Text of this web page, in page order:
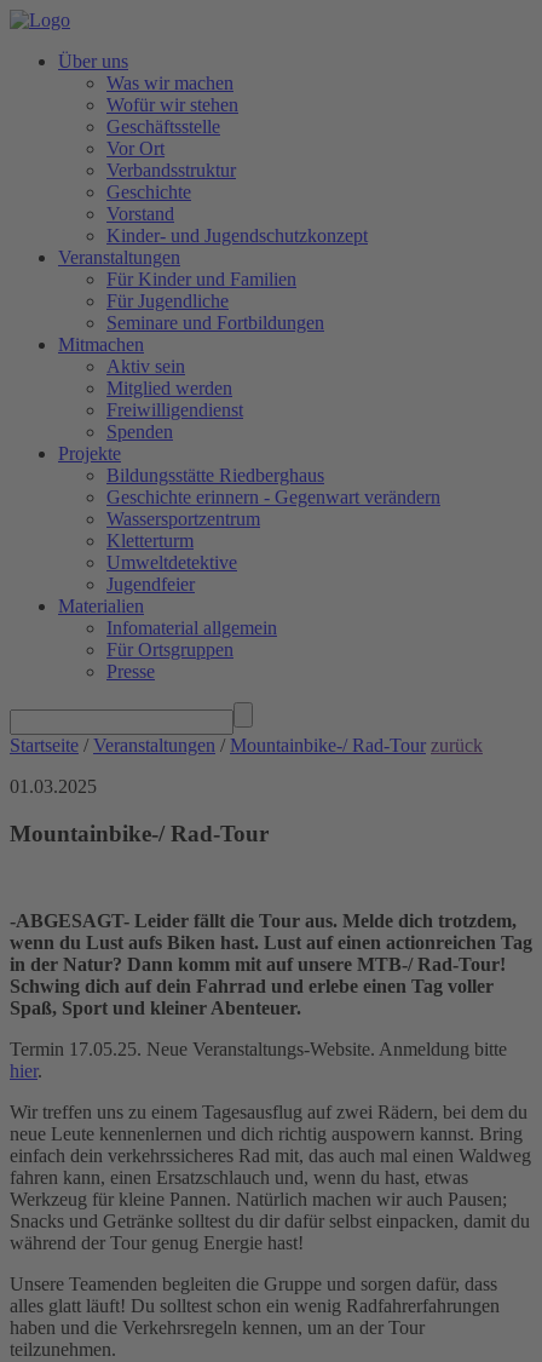
Über uns
Was wir machen
Wofür wir stehen
Geschäftsstelle
Vor Ort
Verbandsstruktur
Geschichte
Vorstand
Kinder- und Jugendschutzkonzept
Veranstaltungen
Für Kinder und Familien
Für Jugendliche
Seminare und Fortbildungen
Mitmachen
Aktiv sein
Mitglied werden
Freiwilligendienst
Spenden
Projekte
Bildungsstätte Riedberghaus
Geschichte erinnern - Gegenwart verändern
Wassersportzentrum
Kletterturm
Umweltdetektive
Jugendfeier
Materialien
Infomaterial allgemein
Für Ortsgruppen
Presse
Startseite / Veranstaltungen / Mountainbike-/ Rad-Tour zurück
01.03.2025
Mountainbike-/ Rad-Tour
-ABGESAGT- Leider fällt die Tour aus. Melde dich trotzdem,
wenn du Lust aufs Biken hast. Lust auf einen actionreichen Tag
in der Natur? Dann komm mit auf unsere MTB-/ Rad-Tour!
Schwing dich auf dein Fahrrad und erlebe einen Tag voller
Spaß, Sport und kleiner Abenteuer.
Termin 17.05.25. Neue Veranstaltungs-Website. Anmeldung bitte
hier.
Wir treffen uns zu einem Tagesausflug auf zwei Rädern, bei dem du
neue Leute kennenlernen und dich richtig auspowern kannst. Bring
einfach dein verkehrssicheres Rad mit, das auch mal einen Waldweg
fahren kann, einen Ersatzschlauch und, wenn du hast, etwas
Werkzeug für kleine Pannen. Natürlich machen wir auch Pausen;
Snacks und Getränke solltest du dir dafür selbst einpacken, damit du
während der Tour genug Energie hast!
Unsere Teamenden begleiten die Gruppe und sorgen dafür, dass
alles glatt läuft! Du solltest schon ein wenig Radfahrerfahrungen
haben und die Verkehrsregeln kennen, um an der Tour
teilzunehmen.